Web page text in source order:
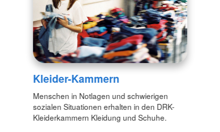
Kleider-Kammern
Menschen in Notlagen und schwierigen
sozialen Situationen erhalten in den DRK-
Kleiderkammern Kleidung und Schuhe.